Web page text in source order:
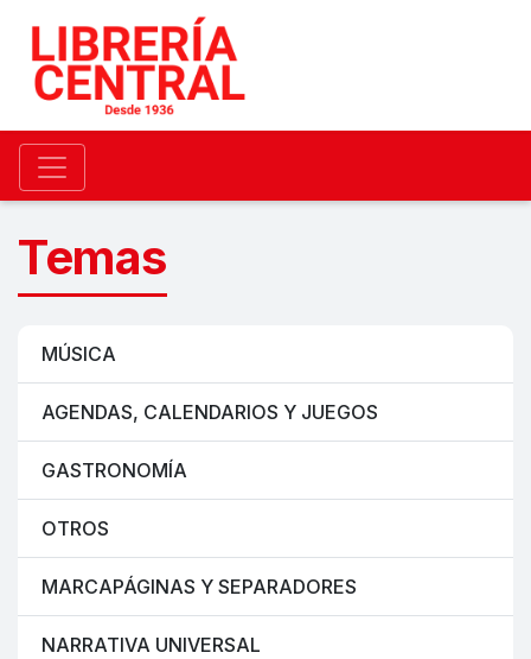
Temas
MÚSICA
AGENDAS, CALENDARIOS Y JUEGOS
GASTRONOMÍA
OTROS
MARCAPÁGINAS Y SEPARADORES
NARRATIVA UNIVERSAL